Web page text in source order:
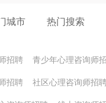
城市 热门搜索
招聘 青少年心理咨询师
招聘 社区心理咨询师招